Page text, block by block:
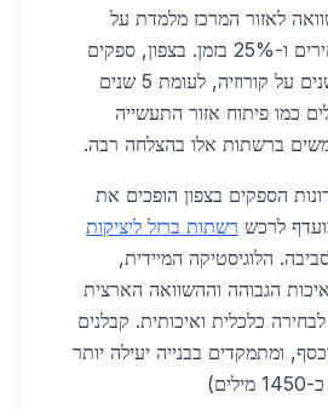
לאזור המרכז מלמדת על
חיסכון של 18% במחירים ו-25% בזמן. בצפון, ספקים
מציעים אחריות 10 שנים על קורוזיה, לעומת 5 שנים
כמו פיתוח אזור התעשייה
ברשתות אלו בהצלחה רבה.
הספקים בצפון הופכים את
לרכש רשתות ברזל ליציקות
הלוגיסטיקה המיידית,
הגבוהה וההשוואה הארצית
כלכלית ואיכותית. קבלנים
ומתמקדים בבנייה יעילה יותר